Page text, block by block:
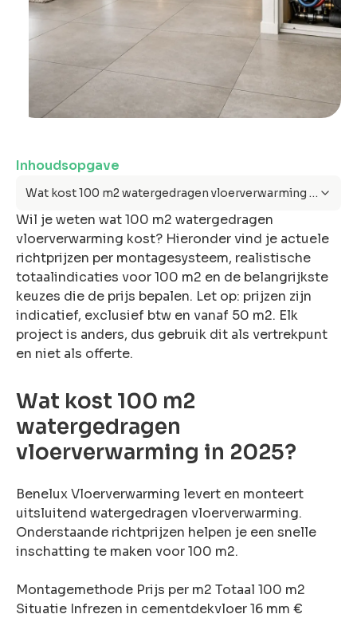
Over
ons
Snel &
2 uur
reactie
advies?
probleem!
contact
ons op
Inhoudsopgave
Wat kost 100 m2 watergedragen vloerverwarming in 2025?
Wil je weten wat 100 m2 watergedragen
vloerverwarming kost? Hieronder vind je actuele
richtprijzen per montagesysteem, realistische
totaalindicaties voor 100 m2 en de belangrijkste
keuzes die de prijs bepalen. Let op: prijzen zijn
indicatief, exclusief btw en vanaf 50 m2. Elk
project is anders, dus gebruik dit als vertrekpunt
en niet als offerte.
Wat kost 100 m2
watergedragen
vloerverwarming in 2025?
Benelux Vloerverwarming levert en monteert
uitsluitend watergedragen vloerverwarming.
Onderstaande richtprijzen helpen je een snelle
inschatting te maken voor 100 m2.
Montagemethode Prijs per m2 Totaal 100 m2
Situatie Infrezen in cementdekvloer 16 mm €